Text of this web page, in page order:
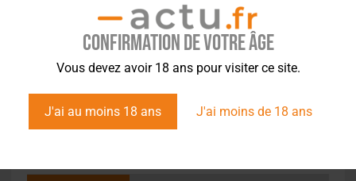
Confirmation de votre âge
Vous devez avoir 18 ans pour visiter ce site.
J'ai au moins 18 ans J'ai moins de 18 ans